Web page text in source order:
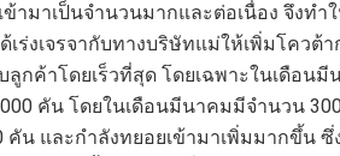
ข้ามาเป็นจำนวนมากและต่อเนื่อง จึงท
เร่งเจรจากับทางบริษัทแม่ให้เพิ่มโควต้
กค้าโดยเร็วที่สุด โดยเฉพาะในเดือน
คัน โดยในเดือนมีนาคมมีจำนวน
น และกำลังทยอยเข้ามาเพิ่มมากขึ้น ซึ่